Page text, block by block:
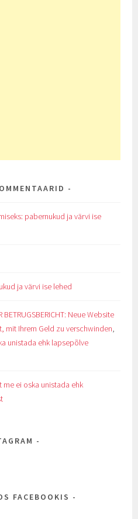
pabernukud ja värvi ise
ja värvi ise lehed
Neue Website
mit Ihrem Geld zu verschwinden,
unistada ehk lapsepõlve
me ei oska unistada ehk
FACEBOOKIS